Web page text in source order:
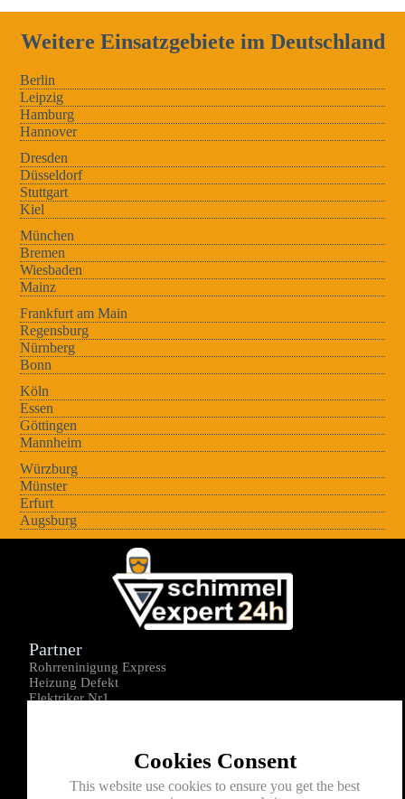
Weitere Einsatzgebiete im Deutschland
Berlin
Leipzig
Hamburg
Hannover
Dresden
Düsseldorf
Stuttgart
Kiel
München
Bremen
Wiesbaden
Mainz
Frankfurt am Main
Regensburg
Nürnberg
Bonn
Köln
Essen
Göttingen
Mannheim
Würzburg
Münster
Erfurt
Augsburg
Cookies Consent
This website use cookies to ensure you get the best
Partner
Rohrreninigung Express
Heizung Defekt
Elektriker Nr1
Kontakt